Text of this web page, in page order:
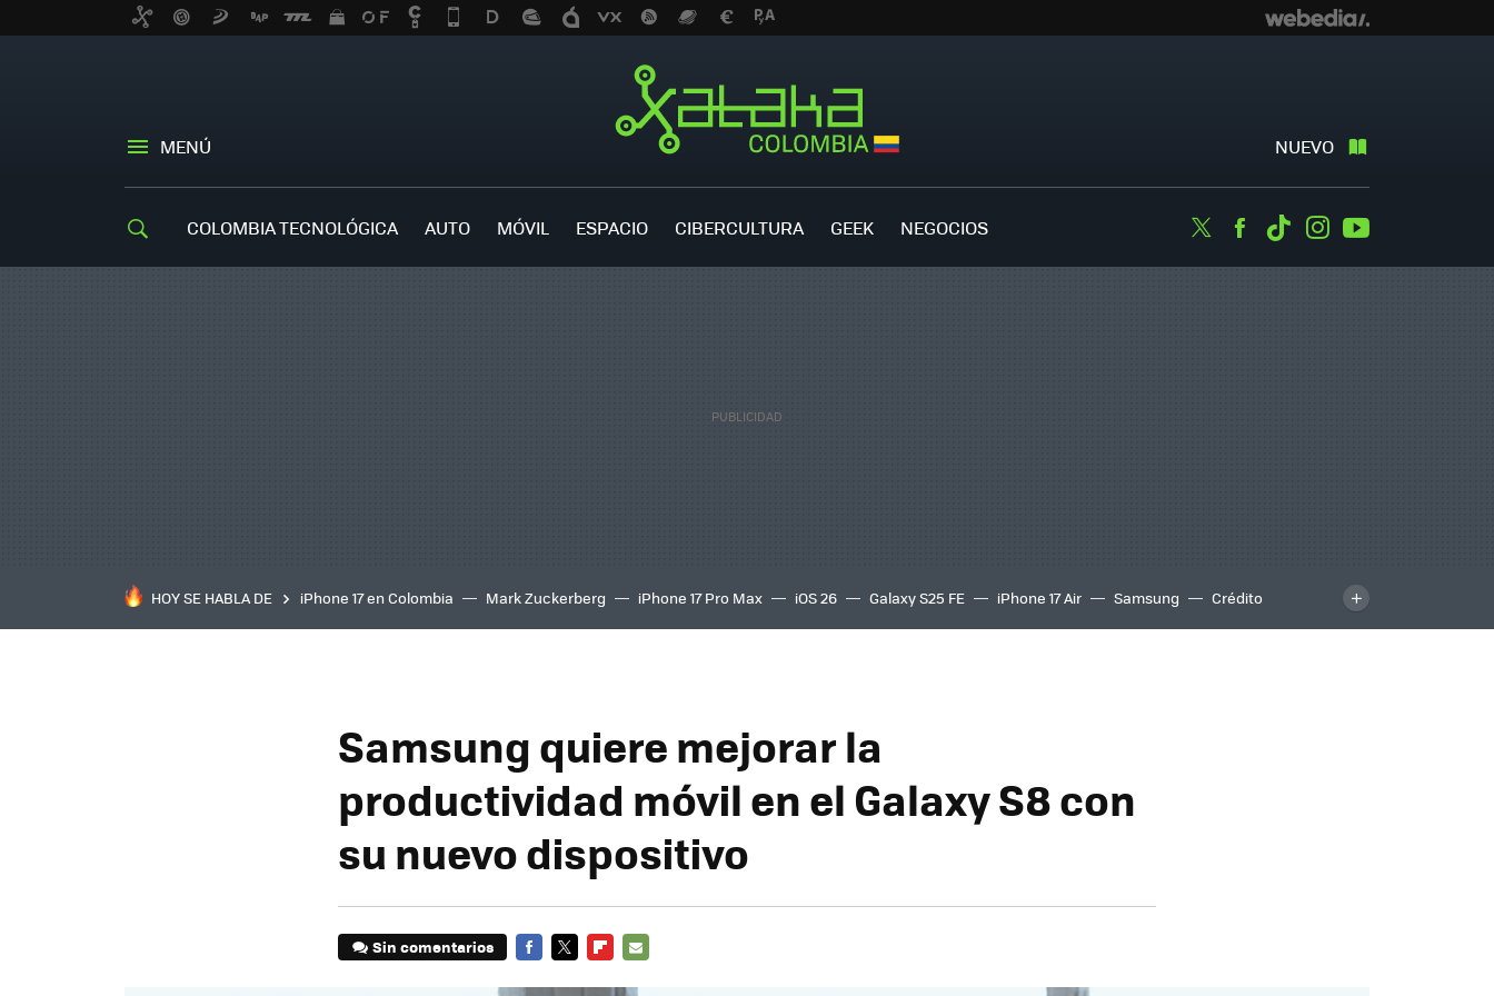
MENÚ NUEVO
COLOMBIA TECNOLÓGICA AUTO MÓVIL ESPACIO CIBERCULTURA GEEK NEGOCIOS TwitterFacebook
TiktokInstagram
HOY SE HABLA DE iPhone 17 en Colombia Mark Zuckerberg iPhone 17 Pro Max iOS 26 Galaxy S25 FE iPhone 17 Air Samsung
Crédito
inteligente
IA TCL C8K
Samsung quiere mejorar la
productividad móvil en el Galaxy S8 con
su nuevo dispositivo
Sin comentarios